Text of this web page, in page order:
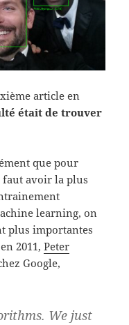
article en
était de trouver
que pour
avoir la plus
learning, on
plus importantes
2011,Peter
Google,
We just